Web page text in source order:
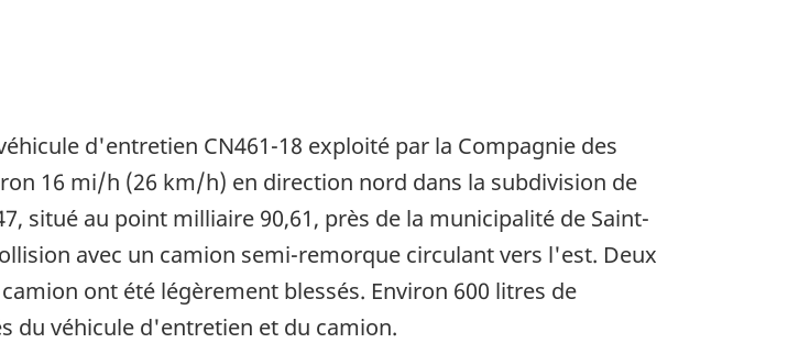
d'entretien CN461-18 exploité par la Compagnie des
16 mi/h (26 km/h) en direction nord dans la subdivision de
situé au point milliaire 90,61, près de la municipalité de Saint-
avec un camion semi-remorque circulant vers l'est. Deux
ont été légèrement blessés. Environ 600 litres de
du véhicule d'entretien et du camion.